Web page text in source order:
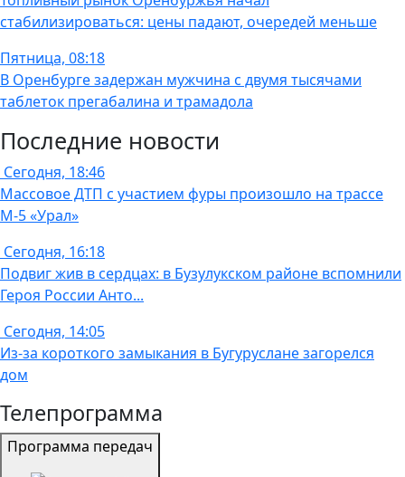
стабилизироваться: цены падают, очередей меньше
Пятница, 08:18
В Оренбурге задержан мужчина с двумя тысячами
таблеток прегабалина и трамадола
Последние новости
Сегодня, 18:46
Массовое ДТП с участием фуры произошло на трассе
М-5 «Урал»
Сегодня, 16:18
Подвиг жив в сердцах: в Бузулукском районе вспомнили
Героя России Анто...
Сегодня, 14:05
Из-за короткого замыкания в Бугуруслане загорелся
дом
Телепрограмма
Программа передач